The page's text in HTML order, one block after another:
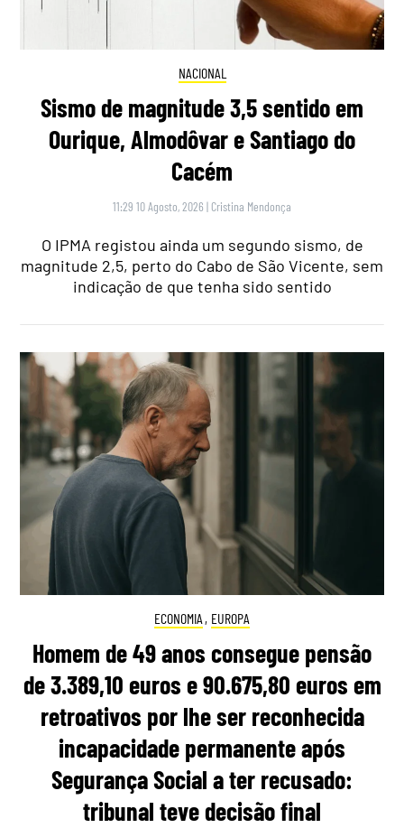
NACIONAL
Sismo de magnitude 3,5 sentido em
Ourique, Almodôvar e Santiago do
Cacém
11:29 10 Agosto, 2026 | Cristina Mendonça
O IPMA registou ainda um segundo sismo, de
magnitude 2,5, perto do Cabo de São Vicente, sem
indicação de que tenha sido sentido
ECONOMIA , EUROPA
Homem de 49 anos consegue pensão
de 3.389,10 euros e 90.675,80 euros em
retroativos por lhe ser reconhecida
incapacidade permanente após
Segurança Social a ter recusado:
tribunal teve decisão final